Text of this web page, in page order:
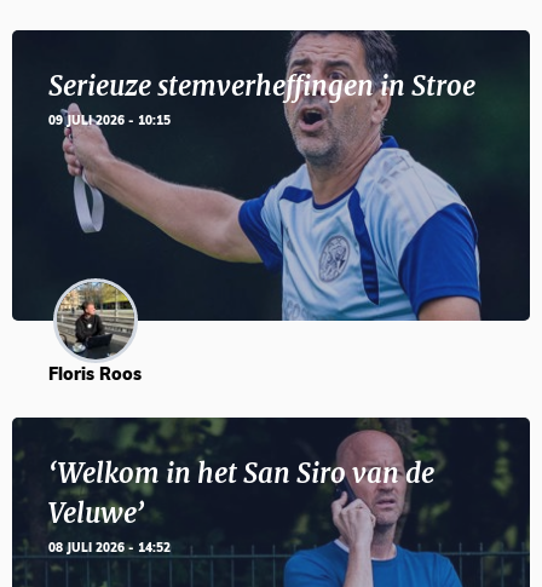
Serieuze stemverheffingen in Stroe
09 JULI 2026 - 10:15
Floris Roos
‘Welkom in het San Siro van de
Veluwe’
08 JULI 2026 - 14:52